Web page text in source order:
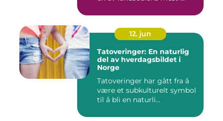
12. jun
Tatoveringer: En naturlig
del av hverdagsbildet i
Norge
Tatoveringer har gått fra å
være et subkulturelt symbol
til å bli en naturli...